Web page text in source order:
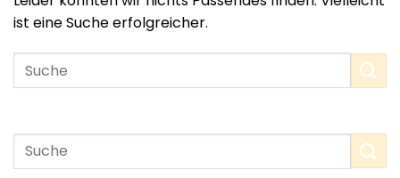
ist eine Suche erfolgreicher.